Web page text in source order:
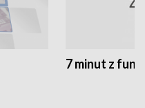
7 minut z